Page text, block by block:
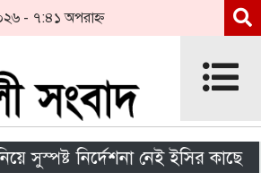
- ৭:৪১ অপরাহ্ন
নির্দেশনা নেই ইসির কাছে